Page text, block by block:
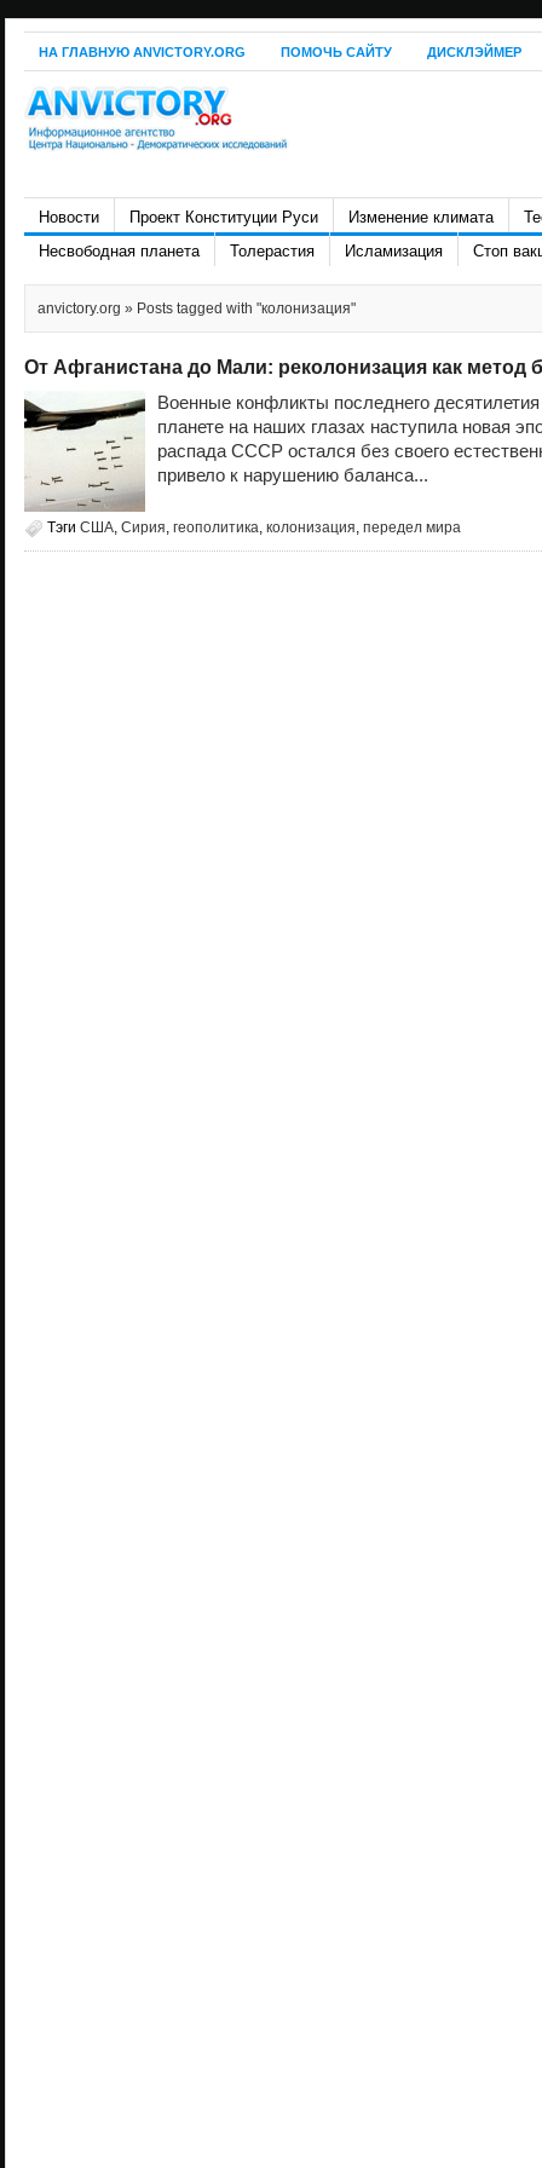
НА ГЛАВНУЮ ANVICTORY.ORG ПОМОЧЬ САЙТУ ДИСКЛЭЙМЕР
Новости Проект Конституции Руси Изменение климата
Несвободная планета
Толерастия Исламизация Стоп
anvictory.org » Posts tagged with "колонизация"
От Афганистана до Мали: реколонизация как метод
Военные конфликты последнего
планете на наших глазах наступила новая
распада СССР остался без своего
привело к нарушению баланса...
Тэги США, Сирия, геополитика, колонизация, передел мира